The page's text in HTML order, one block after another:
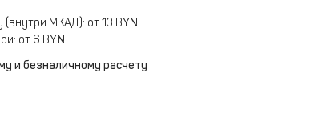
МКАД): от 13 BYN
от 6 BYN
и безналичному расчету